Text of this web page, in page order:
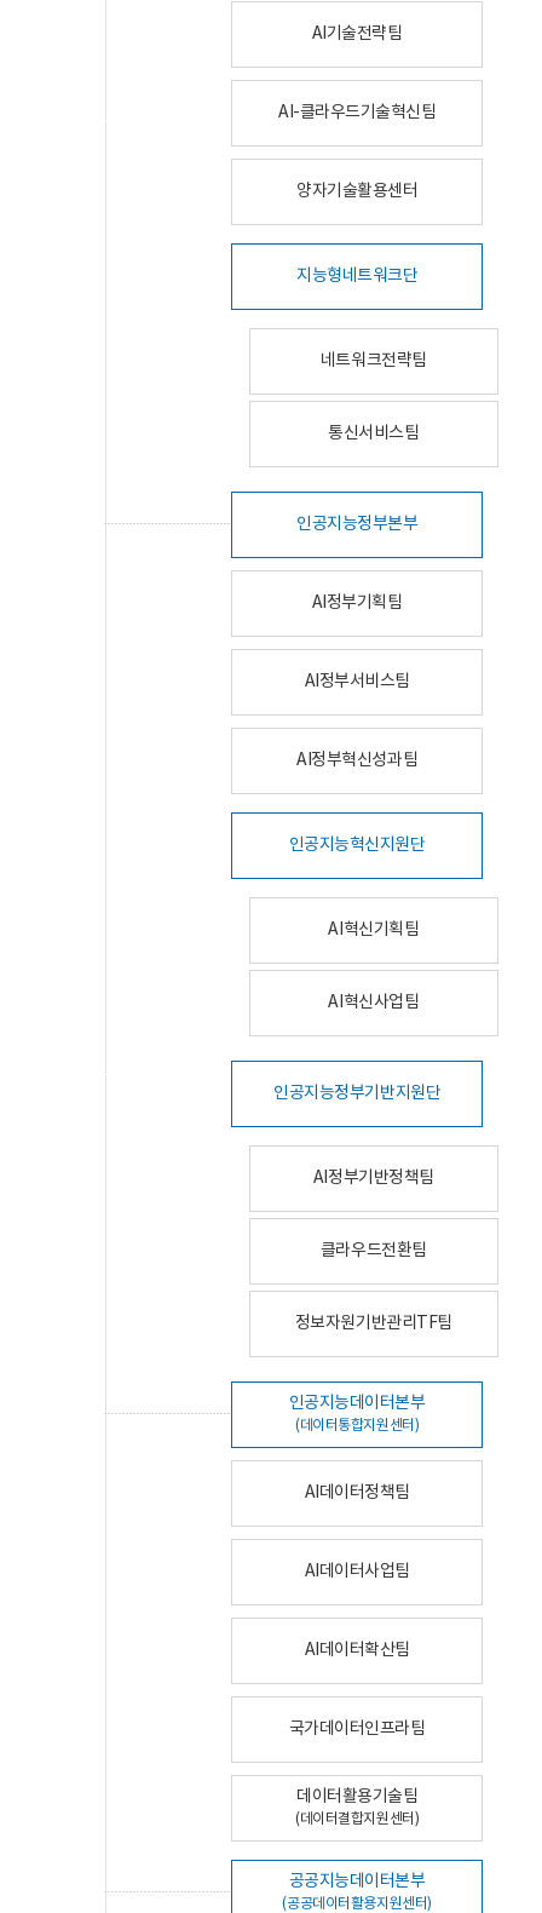
AI기술전략팀
AI-클라우드기술혁신팀
양자기술활용센터
지능형네트워크단
네트워크전략팀
통신서비스팀
인공지능정부본부
AI정부기획팀
AI정부서비스팀
AI정부혁신성과팀
인공지능혁신지원단
AI혁신기획팀
AI혁신사업팀
인공지능정부기반지원단
AI정부기반정책팀
클라우드전환팀
정보자원기반관리TF팀
인공지능데이터본부
(데이터통합지원센터)
AI데이터정책팀
AI데이터사업팀
AI데이터확산팀
국가데이터인프라팀
데이터활용기술팀
(데이터결합지원센터)
공공지능데이터본부
(공공데이터활용지원센터)